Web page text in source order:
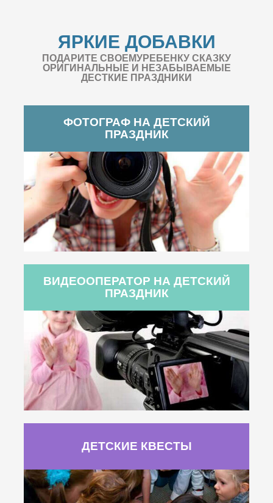
ЯРКИЕ ДОБАВКИ
ПОДАРИТЕ СВОЕМУРЕБЕНКУ СКАЗКУ
ОРИГИНАЛЬНЫЕ И НЕЗАБЫВАЕМЫЕ
ДЕСТКИЕ ПРАЗДНИКИ
ФОТОГРАФ НА ДЕТСКИЙ
ПРАЗДНИК
ВИДЕООПЕРАТОР НА ДЕТСКИЙ
ПРАЗДНИК
ДЕТСКИЕ КВЕСТЫ